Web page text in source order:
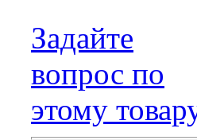
Задайте
вопрос по
этому